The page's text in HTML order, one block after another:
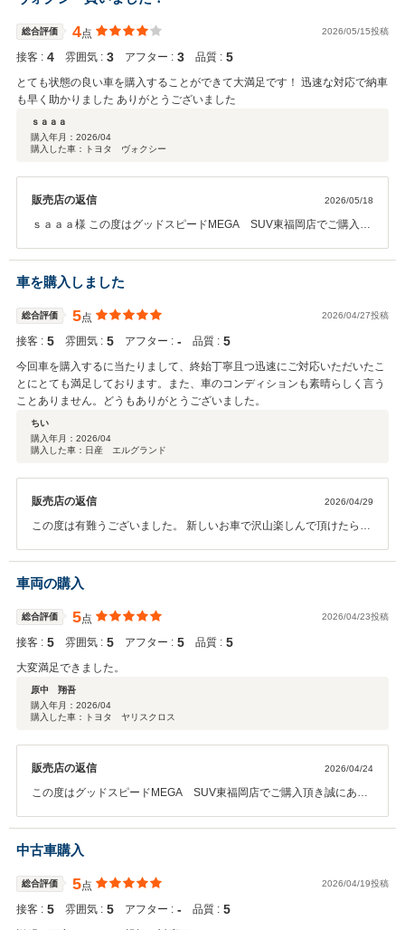
お願い致します。
総合評価 4点 2026/05/15投稿
接客 : 4 雰囲気 : 3 アフター : 3 品質 : 5
とても状態の良い車を購入することができて大満足です！ 迅速な対応で納車
も早く助かりました ありがとうございました
ｓａａａ
購入年月： 2026/04
購入した車：トヨタ ヴォクシー
販売店の返信 2026/05/18
ｓａａａ様 この度はグッドスピードMEGA SUV東福岡店でご購入頂
応に関するお褒めのお言葉も頂きスタッフ一同大変うれしく思いま
す。 これからもより良い店舗を目指して参りますので今後ともお付き
合いのほどよろしくお願い致します。
車を購入しました
総合評価 5点 2026/04/27投稿
接客 : 5 雰囲気 : 5 アフター : ‐ 品質 : 5
今回車を購入するに当たりまして、終始丁寧且つ迅速にご対応いただいたこ
とにとても満足しております。また、車のコンディションも素晴らしく言う
ことありません。どうもありがとうございました。
ちい
購入年月： 2026/04
購入した車：日産 エルグランド
販売店の返信 2026/04/29
この度は有難うございました。 新しいお車で沢山楽しんで頂けたらと
車両の購入
総合評価 5点 2026/04/23投稿
接客 : 5 雰囲気 : 5 アフター : 5 品質 : 5
大変満足できました。
原中 翔吾
購入年月： 2026/04
購入した車：トヨタ ヤリスクロス
販売店の返信 2026/04/24
この度はグッドスピードMEGA SUV東福岡店でご購入頂き誠にあり
大変うれしく思います。 今後ともお付き合いのほどよろしくお願いい
たします。
中古車購入
総合評価 5点 2026/04/19投稿
接客 : 5 雰囲気 : 5 アフター : ‐ 品質 : 5